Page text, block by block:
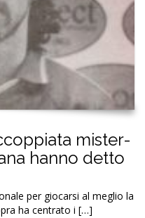
mister-
hanno detto
per giocarsi al meglio la
ha centrato i […]